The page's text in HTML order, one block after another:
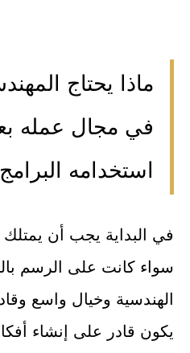
ماذا يحتاج
في مجال عمله
استخدامه
في البداية يجب أن يمتلك
سواء كانت على الرسم
الهندسية وخيال واسع
يكون قادر على إنشاء